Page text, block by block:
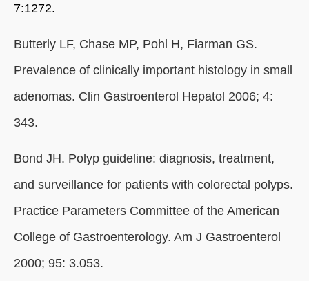
7:1272.
Butterly LF, Chase MP, Pohl H, Fiarman GS.
Prevalence of clinically important histology in small
adenomas. Clin Gastroenterol Hepatol 2006; 4:
343.
Bond JH. Polyp guideline: diagnosis, treatment,
and surveillance for patients with colorectal polyps.
Practice Parameters Committee of the American
College of Gastroenterology. Am J Gastroenterol
2000; 95: 3.053.